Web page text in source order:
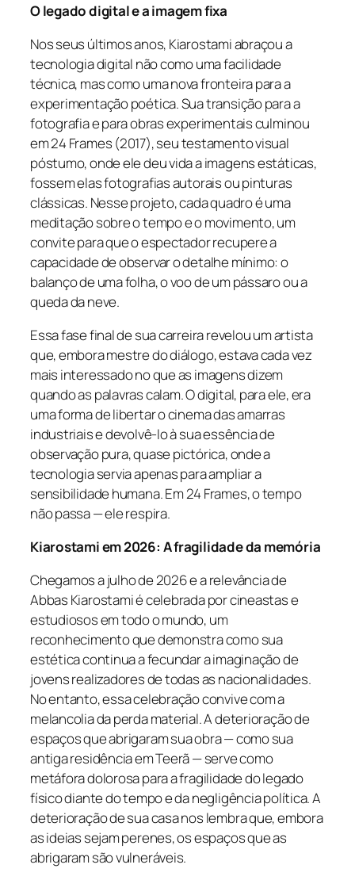
O legado digital e a imagem fixa
Nos seus últimos anos, Kiarostami abraçou a
tecnologia digital não como uma facilidade
técnica, mas como uma nova fronteira para a
experimentação poética. Sua transição para a
fotografia e para obras experimentais culminou
em24 Frames(2017), seu testamento visual
póstumo, onde ele deu vida a imagens estáticas,
fossem elas fotografias autorais ou pinturas
clássicas. Nesse projeto, cada quadro é uma
meditação sobre o tempo e o movimento, um
convite para que o espectador recupere a
capacidade de observar o detalhe mínimo: o
balanço de uma folha, o voo de um pássaro ou a
queda da neve.
Essa fase final de sua carreira revelou um artista
que, embora mestre do diálogo, estava cada vez
mais interessado no que as imagens dizem
quando as palavras calam. O digital, para ele, era
uma forma de libertar o cinema das amarras
industriais e devolvê-lo à sua essência de
observação pura, quase pictórica, onde a
tecnologia servia apenas para ampliar a
sensibilidade humana. Em24 Frames, o tempo
não passa — ele respira.
Kiarostami em 2026: A fragilidade da memória
Chegamos a julho de 2026 e a relevância de
Abbas Kiarostami é celebrada por cineastas e
estudiosos em todo o mundo, um
reconhecimento que demonstra como sua
estética continua a fecundar a imaginação de
jovens realizadores de todas as nacionalidades.
No entanto, essa celebração convive com a
melancolia da perda material. A deterioração de
espaços que abrigaram sua obra — como sua
antiga residência em Teerã — serve como
metáfora dolorosa para a fragilidade do legado
físico diante do tempo e da negligência política. A
deterioração de sua casa nos lembra que, embora
as ideias sejam perenes, os espaços que as
abrigaram são vulneráveis.